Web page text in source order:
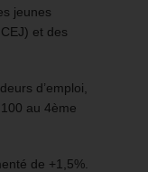
jeunes
et des
d’emploi,
au 4ème
de +1,5%.